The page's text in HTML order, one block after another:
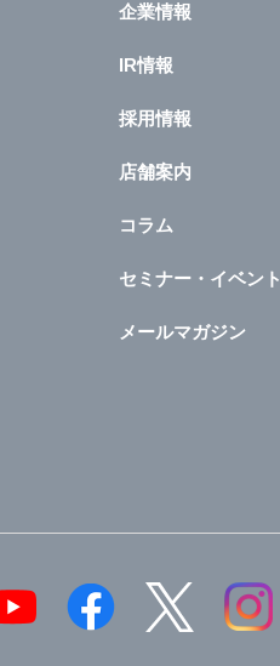
企業情報
IR情報
採用情報
店舗案内
コラム
セミナー・イベント
メールマガジン